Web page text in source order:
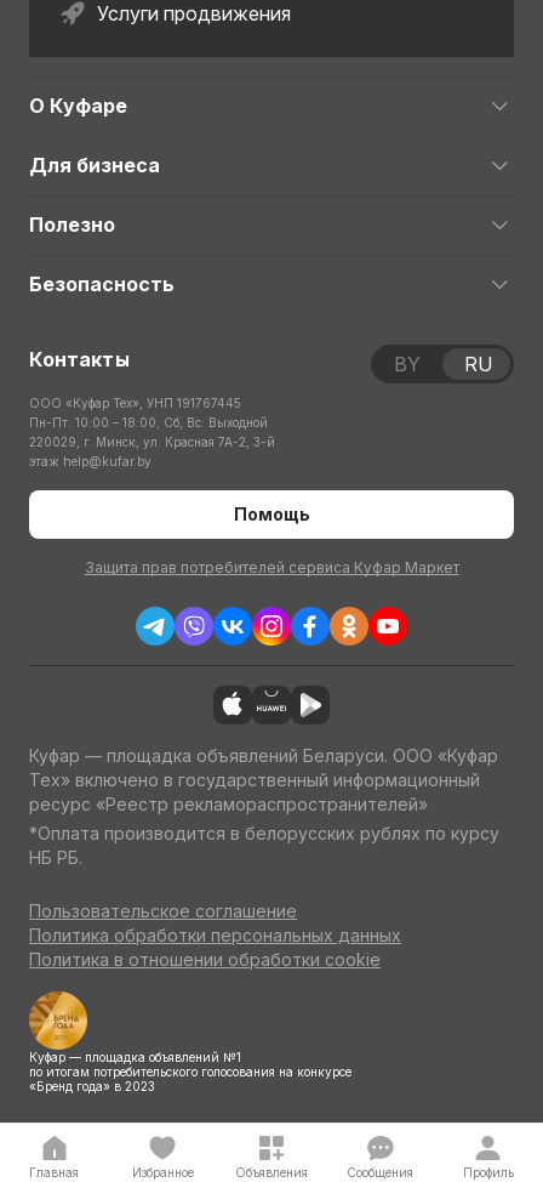
Услуги продвижения
О Куфаре
Для бизнеса
Полезно
Безопасность
Контакты
ООО «Куфар Тех», УНП 191767445
Пн-Пт: 10:00 – 18:00; Сб, Вс: Выходной
220029, г. Минск, ул. Красная 7А-2, 3-й
этаж help@kufar.by
Помощь
Защита прав потребителей сервиса Куфар Маркет
BY RU
Куфар — площадка объявлений Беларуси. ООО «Куфар
Тех» включено в государственный информационный
ресурс «Реестр рекламораспространителей»
*Оплата производится в белорусских рублях по курсу
НБ РБ.
Пользовательское соглашение
Политика обработки персональных данных
Политика в отношении обработки cookie
Куфар — площадка объявлений №1
по итогам потребительского голосования на конкурсе
«Бренд года» в 2023
Главная Избранное Объявления Сообщения Профиль